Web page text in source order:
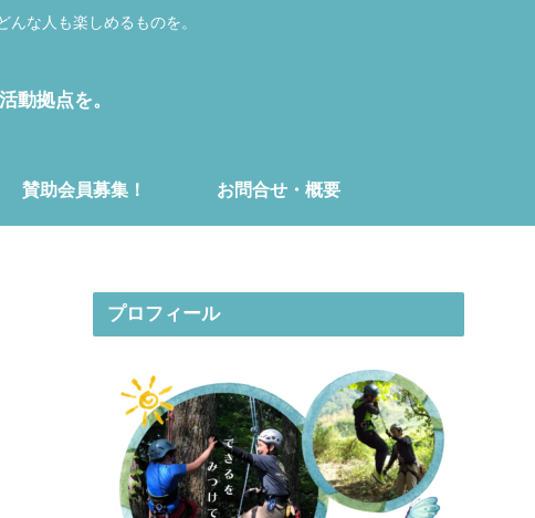
な人も楽しめるものを。
動拠点を。
賛助会員募集！ お問合せ・概要
プロフィール